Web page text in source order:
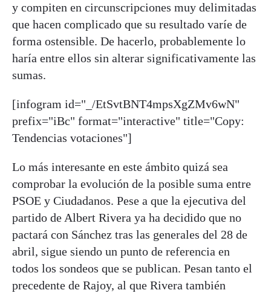
y compiten en circunscripciones muy delimitadas
que hacen complicado que su resultado varíe de
forma ostensible. De hacerlo, probablemente lo
haría entre ellos sin alterar significativamente las
sumas.
[infogram id="_/EtSvtBNT4mpsXgZMv6wN"
prefix="iBc" format="interactive" title="Copy:
Tendencias votaciones"]
Lo más interesante en este ámbito quizá sea
comprobar la evolución de la posible suma entre
PSOE y Ciudadanos. Pese a que la ejecutiva del
partido de Albert Rivera ya ha decidido que no
pactará con Sánchez tras las generales del 28 de
abril, sigue siendo un punto de referencia en
todos los sondeos que se publican. Pesan tanto el
precedente de Rajoy, al que Rivera también